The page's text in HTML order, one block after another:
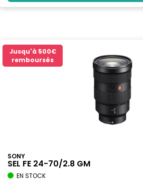
Jusqu'à 500€
remboursés
SONY
SEL FE 24-70/2.8 GM
EN STOCK